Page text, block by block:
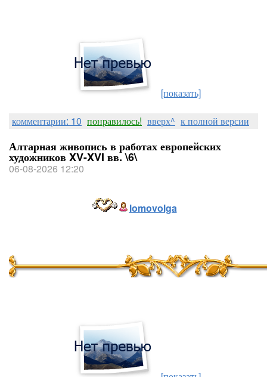
[показать]
комментарии: 10 понравилось! вверх^ к полной версии
Алтарная живопись в работах европейских
художников XV-XVI вв. \6\
06-08-2026 12:20
lomovolga